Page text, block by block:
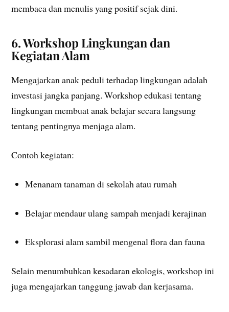
membaca dan menulis yang positif sejak dini.
6. Workshop Lingkungan dan
Kegiatan Alam
Mengajarkan anak peduli terhadap lingkungan adalah
investasi jangka panjang. Workshop edukasi tentang
lingkungan membuat anak belajar secara langsung
tentang pentingnya menjaga alam.
Contoh kegiatan:
Menanam tanaman di sekolah atau rumah
Belajar mendaur ulang sampah menjadi kerajinan
Eksplorasi alam sambil mengenal flora dan fauna
Selain menumbuhkan kesadaran ekologis, workshop ini
juga mengajarkan tanggung jawab dan kerjasama.